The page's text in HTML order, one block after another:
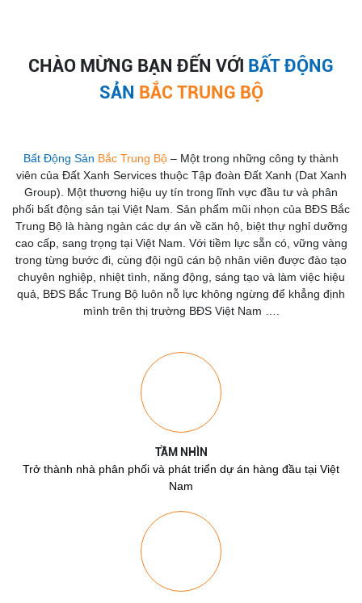
CHÀO MỪNG BẠN ĐẾN VỚI BẤT ĐỘNG
SẢN BẮC TRUNG BỘ
Bất Động Sản Bắc Trung Bộ – Một trong những công ty thành
viên của Đất Xanh Services thuộc Tập đoàn Đất Xanh (Dat Xanh
Group). Một thương hiệu uy tín trong lĩnh vực đầu tư và phân
phối bất động sản tại Việt Nam. Sản phẩm mũi nhọn của BĐS Bắc
Trung Bộlà hàng ngàn các dự án về căn hộ, biệt thự nghỉ dưỡng
cao cấp, sang trọng tại Việt Nam. Với tiềm lực sẵn có, vững vàng
trong từng bước đi, cùng đội ngũ cán bộ nhân viên được đào tạo
chuyên nghiệp, nhiệt tình, năng động, sáng tạo và làm việc hiệu
quả, BĐS Bắc Trung Bộ luôn nỗ lực không ngừng để khẳng định
mình trên thị trường BĐS Việt Nam ….
TẦM NHÌN
Trở thành nhà phân phối và phát triển dự án hàng đầu tại Việt
Nam